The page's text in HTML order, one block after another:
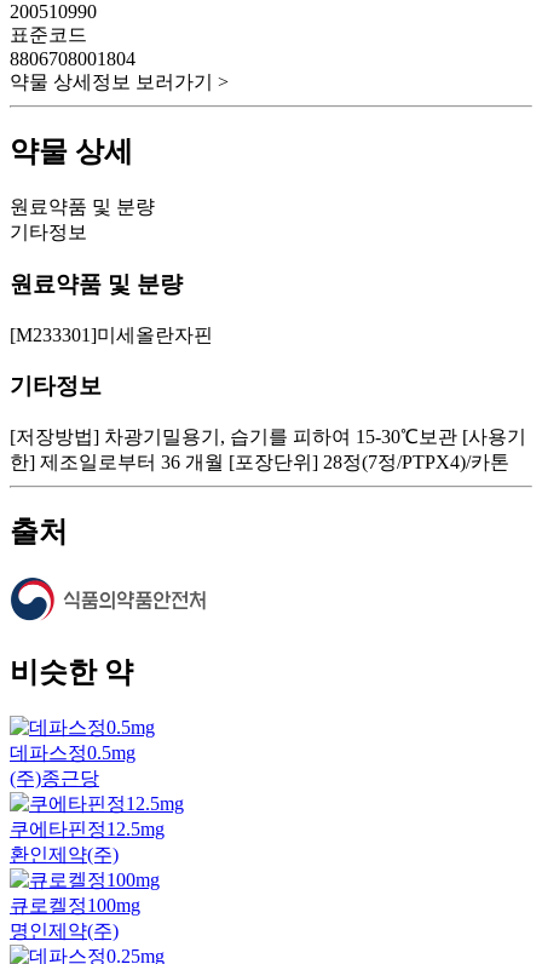
200510990
표준코드
8806708001804
약물 상세정보 보러가기 >
약물 상세
원료약품 및 분량
기타정보
원료약품 및 분량
[M233301]미세올란자핀
기타정보
[저장방법] 차광기밀용기, 습기를 피하여 15-30℃보관 [사용기
한] 제조일로부터 36 개월 [포장단위] 28정(7정/PTPX4)/카톤
출처
비슷한 약
데파스정0.5mg
(주)종근당
쿠에타핀정12.5mg
환인제약(주)
큐로켈정100mg
명인제약(주)